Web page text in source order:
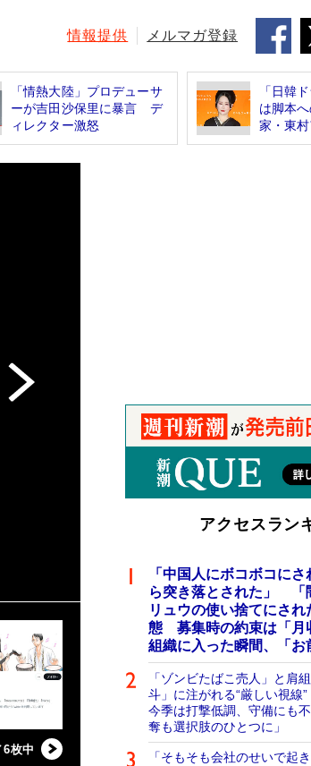
情報提供 メルマガ登録
「情熱大陸」プロデューサ
ーが吉田沙保里に暴言 デ
ィレクター激怒
「日韓
は脚本
家・東村
6枚中
アクセスラン
「中国人にボコボコに
ら突き落とされた」
リュウの使い捨てにさ
態 募集時の約束は「月
組織に入った瞬間、「お
「ゾンビたばこ売人」と肩
斗」に注がれる“厳しい視
今季は打撃低調、守備にも
奪も選択肢のひとつに」
「そもそも会社のせいで